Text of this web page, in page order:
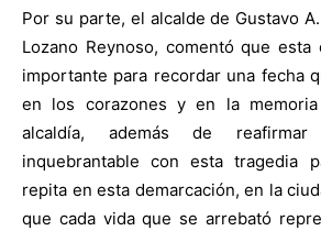
Por su parte, el alcalde de Gustavo
Lozano Reynoso, comentó que esta
importante para recordar una fecha
en los corazones y en la
alcaldía, además de
inquebrantable con esta tragedia
repita en esta demarcación, en la
que cada vida que se arrebató